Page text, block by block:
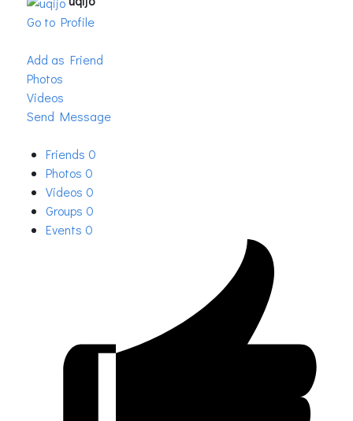
Go to Profile
Add as Friend
Photos
Videos
Send Message
Friends 0
Photos 0
Videos 0
Groups 0
Events 0